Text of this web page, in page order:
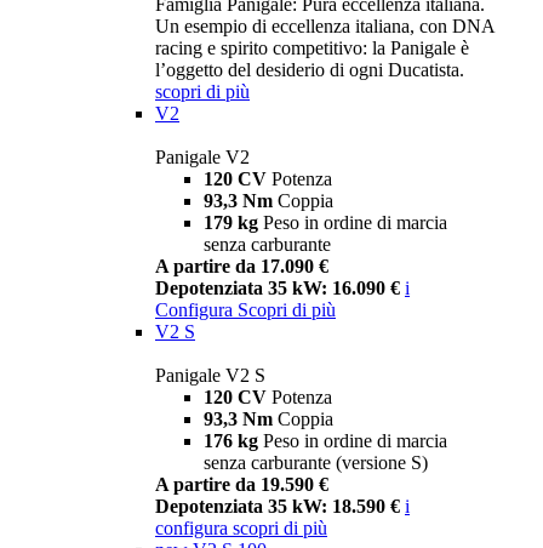
Famiglia Panigale: Pura eccellenza italiana.
Un esempio di eccellenza italiana, con DNA
racing e spirito competitivo: la Panigale è
l’oggetto del desiderio di ogni Ducatista.
scopri di più
V2
Panigale V2
120 CV Potenza
93,3 Nm Coppia
179 kg Peso in ordine di marcia
senza carburante
A partire da 17.090 €
Depotenziata 35 kW: 16.090 € i
Configura Scopri di più
V2 S
Panigale V2 S
120 CV Potenza
93,3 Nm Coppia
176 kg Peso in ordine di marcia
senza carburante (versione S)
A partire da 19.590 €
Depotenziata 35 kW: 18.590 € i
configura scopri di più